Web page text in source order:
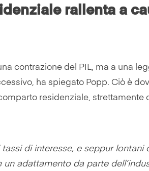
rallenta a
contrazione del PIL, ma a una
ha spiegato Popp. Ciò è
residenziale, strettamente
di interesse, e seppur lontani
adattamento da parte